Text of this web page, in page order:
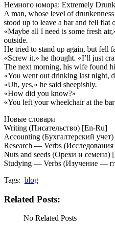
Немного юмора: Extremely Drunk
A man, whose level of
stood up to leave a bar and fell flat
«Maybe all I need is some fresh
outside.
He tried to stand up again, but fell
«Screw it,» he thought. «I’ll just
The next morning, his wife found
«You went out drinking last night,
«Uh, yes,» he said sheepishly.
«How did you know?»
«You left your wheelchair at the
Новые словари
Writing (Писательство) [En-Ru]
Accounting (Бухгалтерский
Research — Verbs
Nuts and seeds (Орехи и семена)
Studying — Verbs (Изучение —
Tags: blog
Related Posts:
No Related Posts